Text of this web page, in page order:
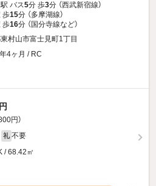
バス5分 歩3分 （西武新宿線）
歩15分 （多摩湖線）
歩16分 （国分寺線など）
村山市富士見町1丁目
4ヶ月 / RC
円）
礼 不要
/ 68.42㎡